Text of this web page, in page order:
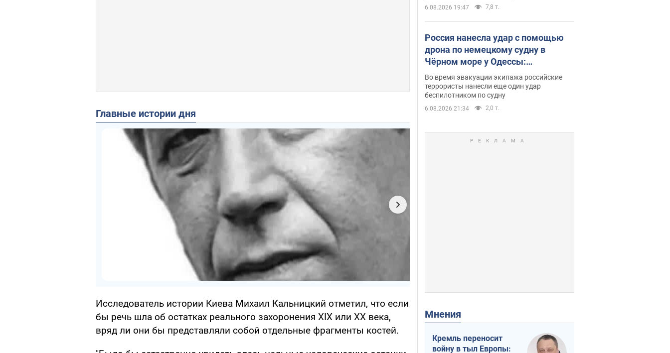
Главные истории дня
Исследователь истории Киева Михаил Кальницкий отметил, что если
бы речь шла об остатках реального захоронения ХІХ или ХХ века,
вряд ли они бы представляли собой отдельные фрагменты костей.
6.08.2026 19:47 7,8 т.
Россия нанесла удар с помощью
дрона по немецкому судну в
Чёрном море у Одессы:
подробности
Во время эвакуации экипажа российские
террористы нанесли еще один удар
беспилотником по судну
6.08.2026 21:34 2,0 т.
Мнения
Кремль переносит
войну в тыл Европы: